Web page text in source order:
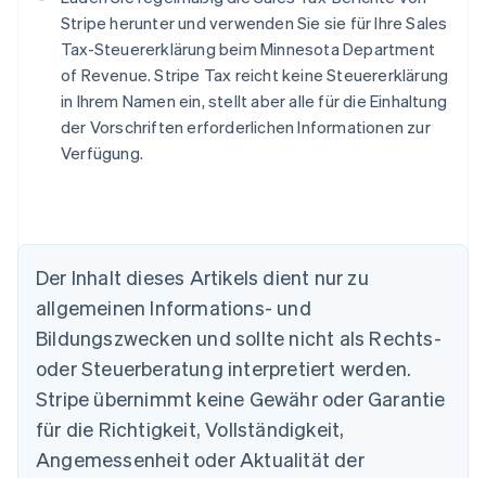
Stripe herunter und verwenden Sie sie für Ihre Sales
Tax-Steuererklärung beim Minnesota Department
of Revenue. Stripe Tax reicht keine Steuererklärung
in Ihrem Namen ein, stellt aber alle für die Einhaltung
der Vorschriften erforderlichen Informationen zur
Verfügung.
Der Inhalt dieses Artikels dient nur zu
allgemeinen Informations- und
Bildungszwecken und sollte nicht als Rechts-
oder Steuerberatung interpretiert werden.
Stripe übernimmt keine Gewähr oder Garantie
für die Richtigkeit, Vollständigkeit,
Angemessenheit oder Aktualität der
Australien
English
Belgien